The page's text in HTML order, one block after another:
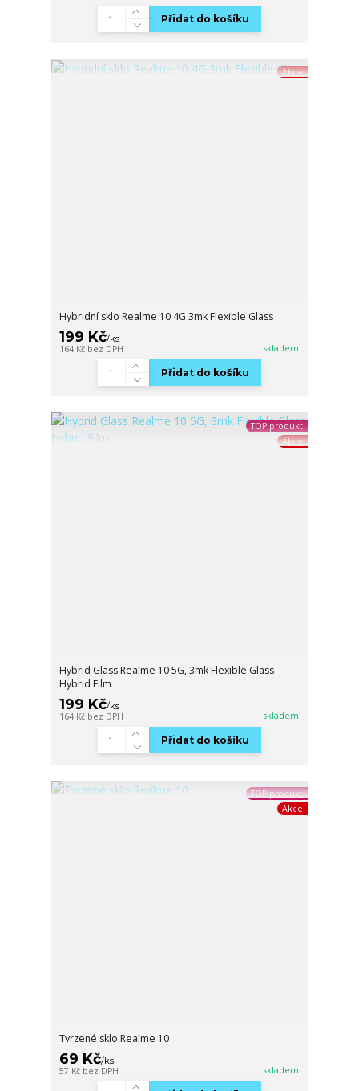
Přidat do košíku
Akce
Hybridní sklo Realme 10 4G 3mk Flexible Glass
199 Kč/ks
164 Kč bez DPH skladem
Přidat do košíku
TOP produkt
Akce
Hybrid Glass Realme 10 5G, 3mk Flexible Glass
Hybrid Film
199 Kč/ks
164 Kč bez DPH skladem
Přidat do košíku
TOP produkt
Akce
Tvrzené sklo Realme 10
69 Kč/ks
57 Kč bez DPH skladem